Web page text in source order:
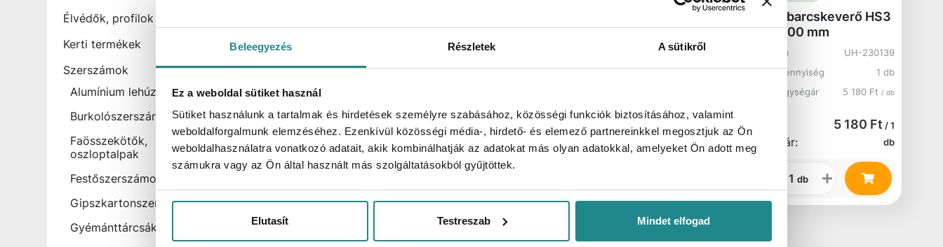
Beleegyezés Részletek A sütikről
Ez a weboldal sütiket használ
Sütiket használunk a tartalmak és hirdetések személyre szabásához, közösségi funkciók biztosításához, valamint
weboldalforgalmunk elemzéséhez. Ezenkívül közösségi média-, hirdető- és elemező partnereinkkel megosztjuk az Ön
weboldalhasználatra vonatkozó adatait, akik kombinálhatják az adatokat más olyan adatokkal, amelyeket Ön adott meg
számukra vagy az Ön által használt más szolgáltatásokból gyűjtöttek.
Elutasít Testreszab Mindet elfogad
Élvédők, profilok
Kerti termékek
Szerszámok
Alumínium lehúzólécek
Burkolószerszámok
Faösszekötők,
oszloptalpak
Festőszerszámok
Gipszkartonszerszámok
Gyémánttárcsák
SDS-Plus 100x600 mm
Cikkszám
Kartonmennyiség
1 db
Bruttó egységár
Bruttó ár:
1 605 Ft/ 1
db
SDS-Plus 120x600 mm
Kartonmennyiség
1 db
Bruttó ár:
2 230 Ft
/ 1
db
UH-127105
Kartonmennyiség
1 db
Bruttó ár:
2 255 Ft
/ 1
db
MB Habarcskeverő HS3
120x600 mm
Cikkszám
UH-230139
Kartonmennyiség
1 db
Bruttó egységár
5 180 Ft / db
Bruttó ár:
5 180 Ft/ 1
db
db